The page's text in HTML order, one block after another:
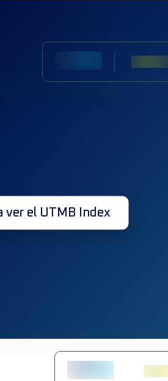
ver el UTMB Index